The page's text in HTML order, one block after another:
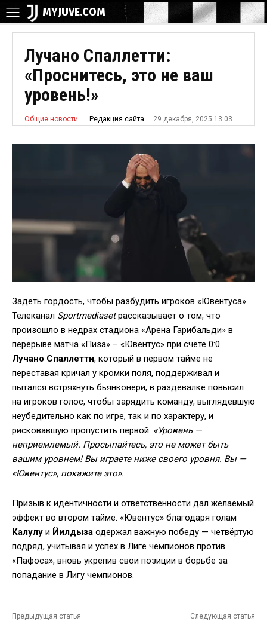
MYJUVE.COM
Лучано Спаллетти:
«Проснитесь, это не ваш
уровень!»
Общие новости Редакция сайта 29 декабря, 2025 13:03
Задеть гордость, чтобы разбудить игроков «Ювентуса».
Телеканал Sportmediasetрассказывает о том, что
произошло в недрах стадиона «Арена Гарибальди» в
перерыве матча «Пиза» – «Ювентус» при счёте 0:0.
Лучано Спаллетти, который в первом тайме не
переставая кричал у кромки поля, поддерживал и
пытался встряхнуть бьянконери, в раздевалке повысил
на игроков голос, чтобы зарядить команду, выглядевшую
неубедительно как по игре, так и по характеру, и
рисковавшую пропустить первой: «Уровень —
неприемлемый. Просыпайтесь, это не может быть
вашим уровнем! Вы играете ниже своего уровня. Вы —
«Ювентус», покажите это».
Призыв к идентичности и ответственности дал желаемый
эффект во втором тайме. «Ювентус» благодаря голам
Калулу и Йилдыза одержал важную победу — четвёртую
подряд, учитывая и успех в Лиге чемпионов против
«Пафоса», вновь укрепив свои позиции в борьбе за
попадание в Лигу чемпионов.
Предыдущая статья Следующая статья